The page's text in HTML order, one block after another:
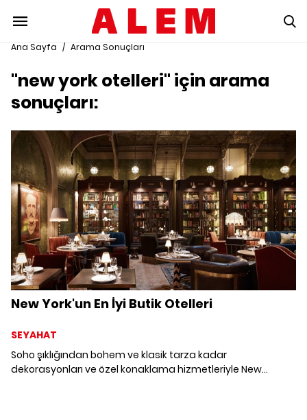
Ana Sayfa / Arama Sonuçları
"new york otelleri" için arama
sonuçları:
New York'un En İyi Butik Otelleri
SEYAHAT
Soho şıklığından bohem ve klasik tarza kadar
dekorasyonları ve özel konaklama hizmetleriyle New